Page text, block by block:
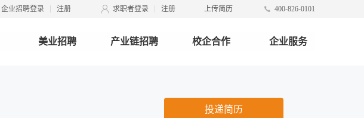
企业招聘登录 注册 求职者登录 注册 上传简历 400-826-0101
美业招聘 产业链招聘 校企合作 企业服务
投递简历